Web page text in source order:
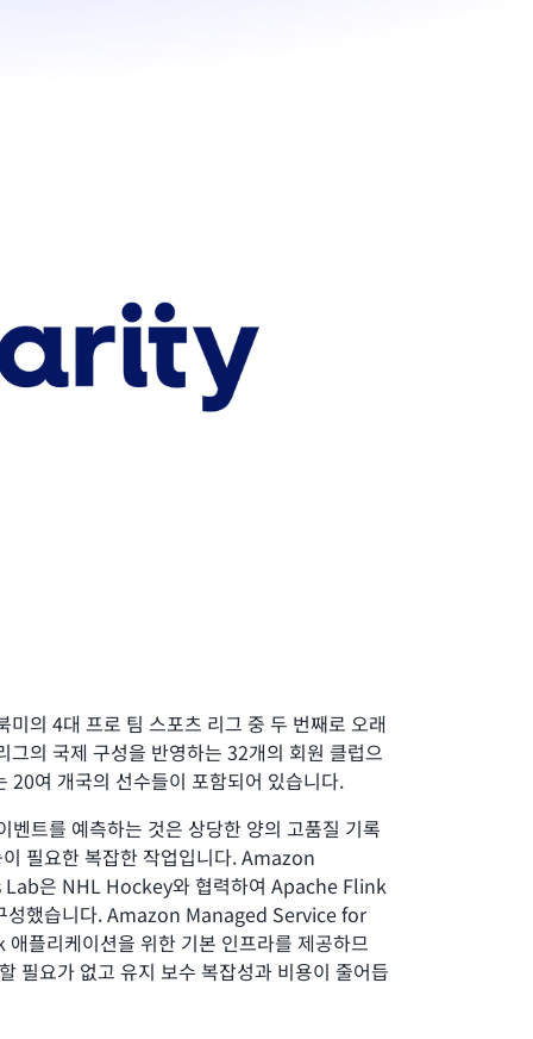
의 4대 프로 팀 스포츠 리그 중 두 번째로 오래
의 국제 구성을 반영하는 32개의 회원 클럽으
20여 개국의 선수들이 포함되어 있습니다.
벤트를 예측하는 것은 상당한 양의 고품질 기록
필요한 복잡한 작업입니다. Amazon
은 NHL Hockey와 협력하여 Apache Flink
성했습니다. Amazon Managed Service for
플리케이션을 위한 기본 인프라를 제공하므
필요가 없고 유지 보수 복잡성과 비용이 줄어듭